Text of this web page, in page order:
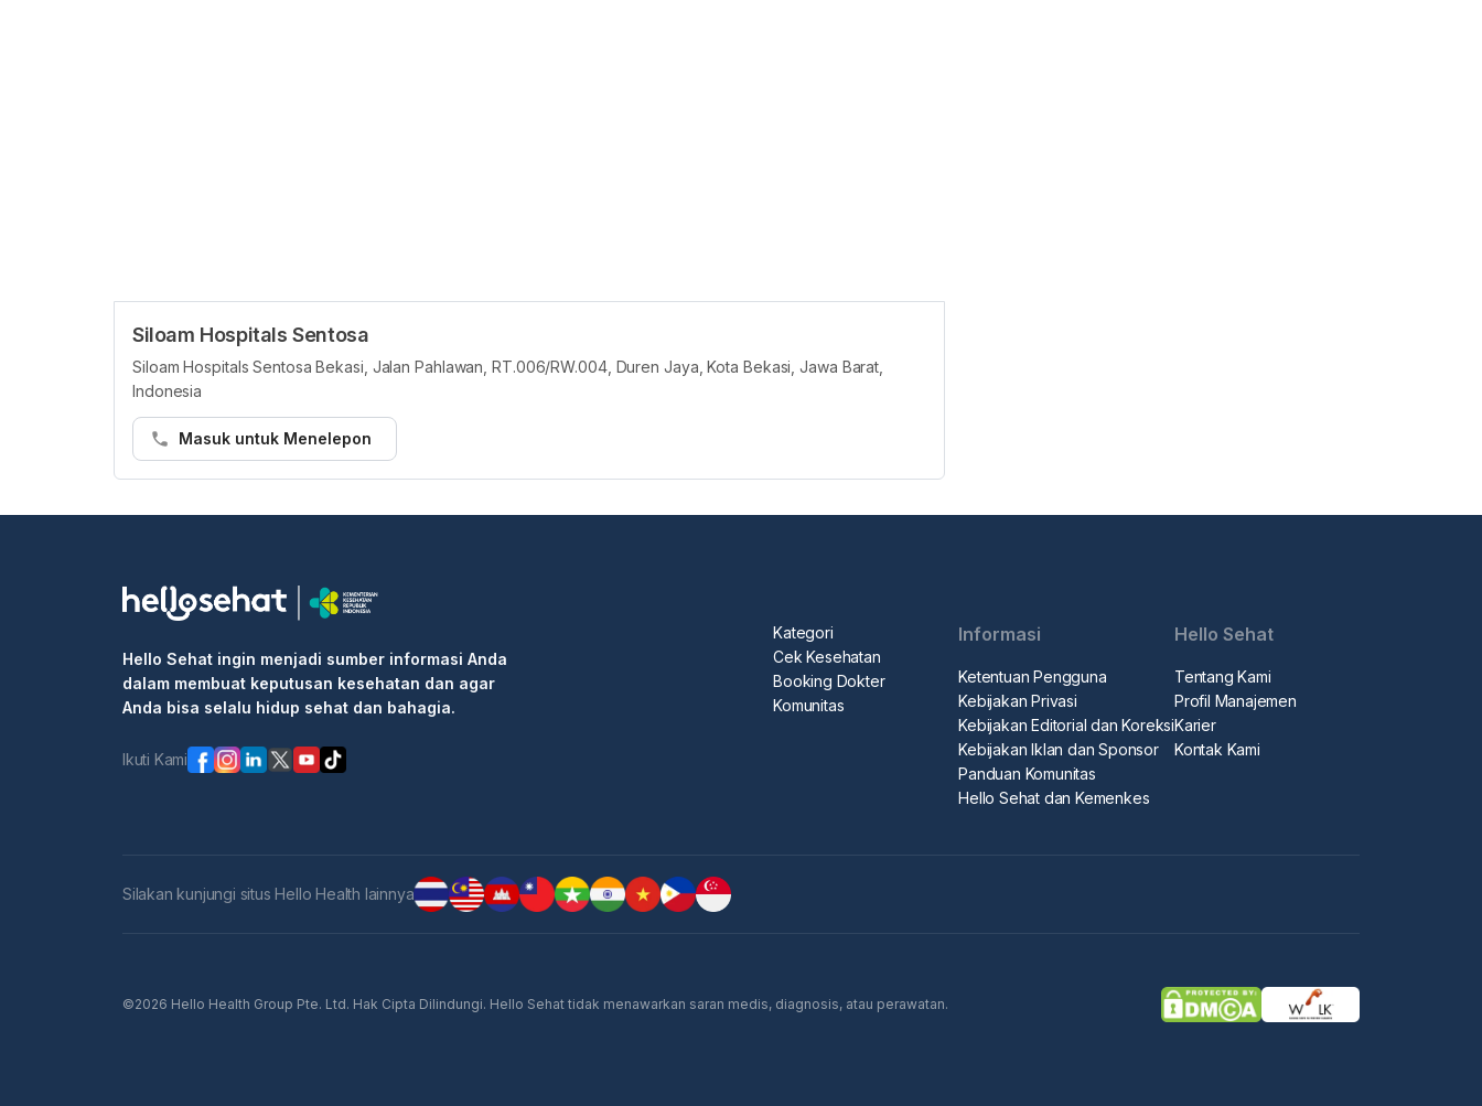
Siloam Hospitals Sentosa
Siloam Hospitals Sentosa Bekasi, Jalan Pahlawan, RT.006/RW.004, Duren Jaya, Kota Bekasi, Jawa Barat,
Indonesia
Masuk untuk Menelepon
Hello Sehat ingin menjadi sumber informasi Anda
dalam membuat keputusan kesehatan dan agar
Anda bisa selalu hidup sehat dan bahagia.
Ikuti Kami
Kategori
Cek Kesehatan
Booking Dokter
Komunitas
Informasi
Ketentuan Pengguna
Kebijakan Privasi
Kebijakan Editorial dan Koreksi
Kebijakan Iklan dan Sponsor
Panduan Komunitas
Hello Sehat dan Kemenkes
Hello Sehat
Tentang Kami
Profil Manajemen
Karier
Kontak Kami
Silakan kunjungi situs Hello Health lainnya
©2026 Hello Health Group Pte. Ltd. Hak Cipta Dilindungi. Hello Sehat tidak menawarkan saran medis, diagnosis, atau perawatan.